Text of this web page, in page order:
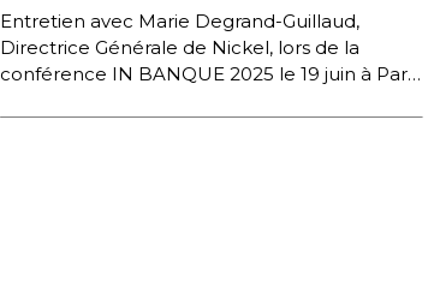
Entretien avec Marie Degrand-Guillaud,
Directrice Générale de Nickel, lors de la
conférence IN BANQUE 2025 le 19 juin à Paris